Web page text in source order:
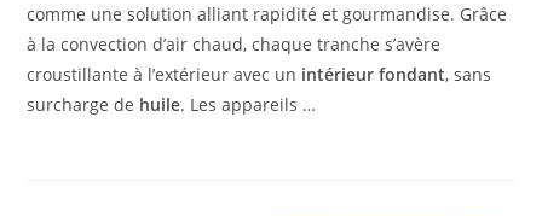
comme une solution alliant rapidité et gourmandise. Grâce
à la convection d’air chaud, chaque tranche s’avère
croustillante à l’extérieur avec un intérieur fondant, sans
surcharge de huile. Les appareils …